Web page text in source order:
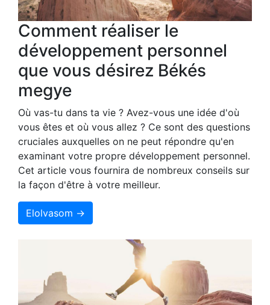
Comment réaliser le
développement personnel
que vous désirez Békés
megye
Où vas-tu dans ta vie ? Avez-vous une idée d'où
vous êtes et où vous allez ? Ce sont des questions
cruciales auxquelles on ne peut répondre qu'en
examinant votre propre développement personnel.
Cet article vous fournira de nombreux conseils sur
la façon d'être à votre meilleur.
Elolvasom →